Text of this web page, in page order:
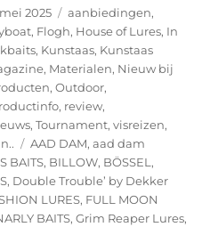
mei 2025 Categorieën
aanbiedingen,
, Flogh, House of Lures, In
, Kunstaas, Kunstaas
, Materialen, Nieuw bij
,Outdoor,
, review,
,Tournament,visreizen,
Tags
AAD DAM,aad dam
BAITS, BILLOW, BÖSSEL ,
, Double Trouble’ by Dekker
LURES, FULL MOON
BAITS,Grim Reaper Lures,